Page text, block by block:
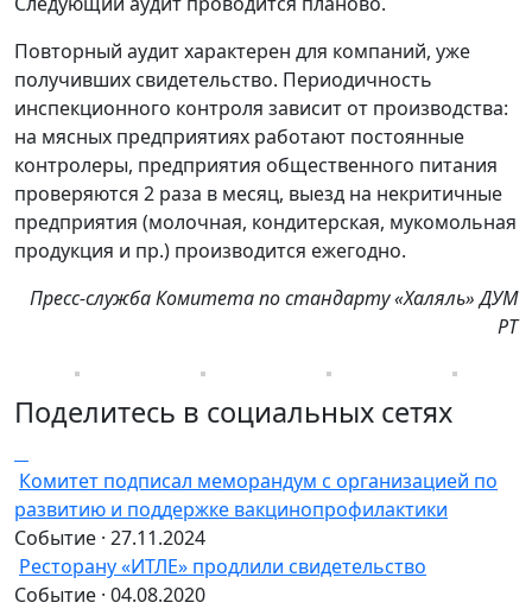
Повторный аудит характерен для компаний, уже
получивших свидетельство. Периодичность
инспекционного контроля зависит от производства:
на мясных предприятиях работают постоянные
контролеры, предприятия общественного питания
проверяются 2 раза в месяц, выезд на некритичные
предприятия (молочная, кондитерская, мукомольная
продукция и пр.) производится ежегодно.
Пресс-служба Комитета по стандарту «Халяль» ДУМ
РТ
Поделитесь в социальных сетях
Комитет подписал меморандум с организацией по
развитию и поддержке вакцинопрофилактики
Событие · 27.11.2024
Ресторану «ИТЛЕ» продлили свидетельство
Событие · 04.08.2020